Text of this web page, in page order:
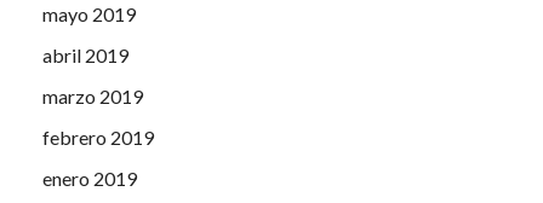
mayo 2019
abril 2019
marzo 2019
febrero 2019
enero 2019